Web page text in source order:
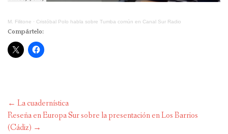
M. Filitone · Cristóbal Polo habla sobre Tumba común en Canal Sur Radio
Compártelo:
Navegación
de
entradas
← La cuadernística
Reseña en Europa Sur sobre la presentación en Los Barrios
(Cádiz) →